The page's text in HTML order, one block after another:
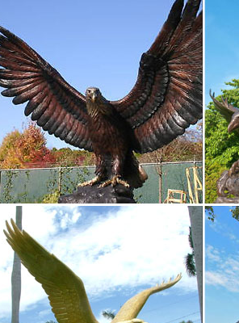
символа года бывают абсолютно
Конечно же, какой именно символ
получателя презента…
статуэтки в Краснодаре Цена
выбор Собак статуэток в интернет-
г. Краснодар Ул. Красная 176 маг 111